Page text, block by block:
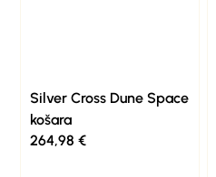
Silver Cross Dune Space
košara
264,98€